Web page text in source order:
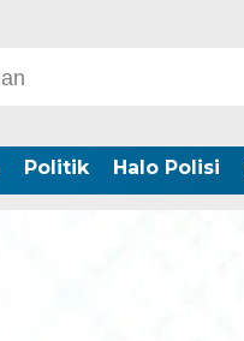
Politik Halo Polisi